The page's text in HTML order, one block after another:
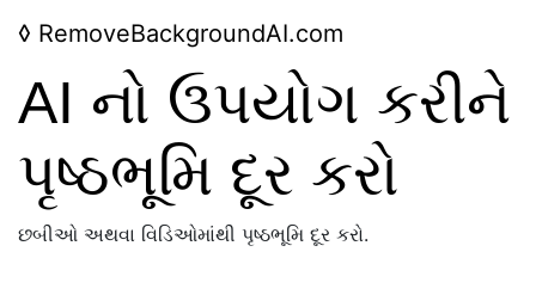
◊ RemoveBackgroundAI.com
AI નો ઉપયોગ કરીને
પૃષ્ઠભૂમિ દૂર કરો
છબીઓ અથવા વિડિઓમાંથી પૃષ્ઠભૂમિ દૂર કરો.